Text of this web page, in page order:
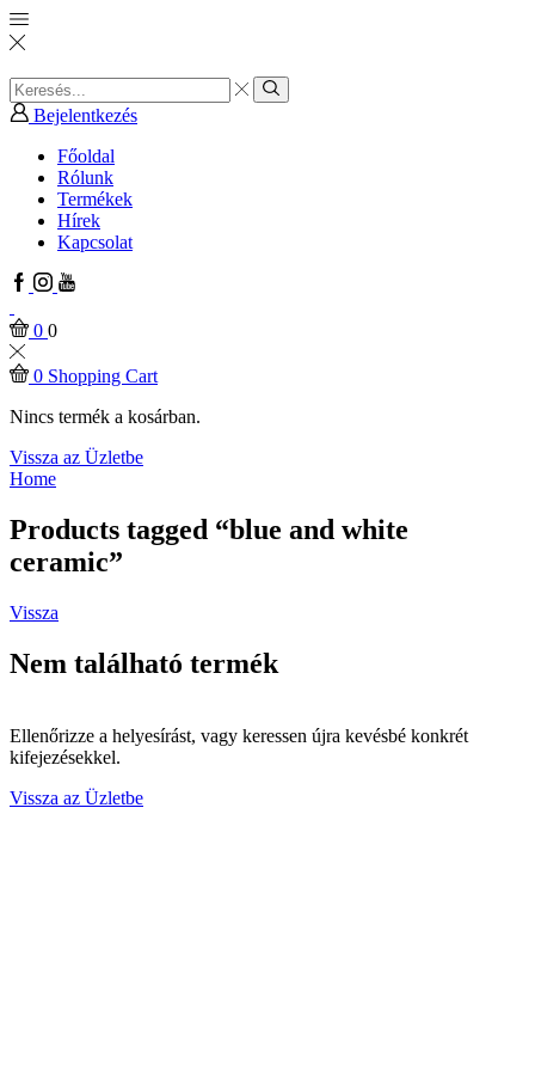
Search
input
Search
Bejelentkezés
Főoldal
Rólunk
Termékek
Hírek
Kapcsolat
Facebook
Instagram
Youtube
0 0
0 Shopping Cart
Nincs termék a kosárban.
Vissza az Üzletbe
Home
Products tagged “blue and white
ceramic”
Vissza
Nem található termék
Ellenőrizze a helyesírást, vagy keressen újra kevésbé konkrét
kifejezésekkel.
Vissza az Üzletbe